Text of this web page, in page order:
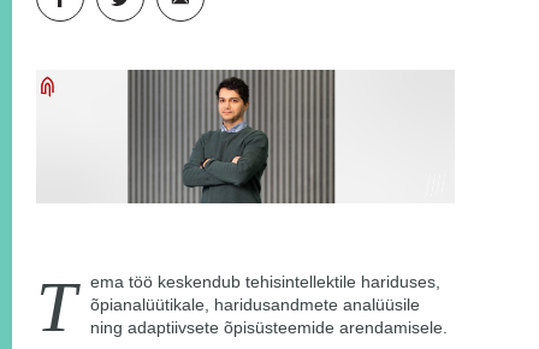
T
ema töö keskendub tehisintellektile hariduses,
õpianalüütikale, haridusandmete analüüsile
ning adaptiivsete õpisüsteemide arendamisele.